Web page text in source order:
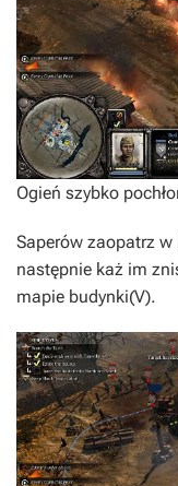
Ogień szybko
Saperów zaopatrz
następnie każ im
mapie budynki(V).